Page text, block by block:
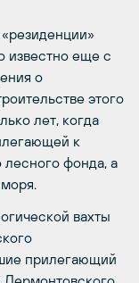
известно еще с
о
этого
лет, когда
к
лесного фонда, а
вахты
прилегающий